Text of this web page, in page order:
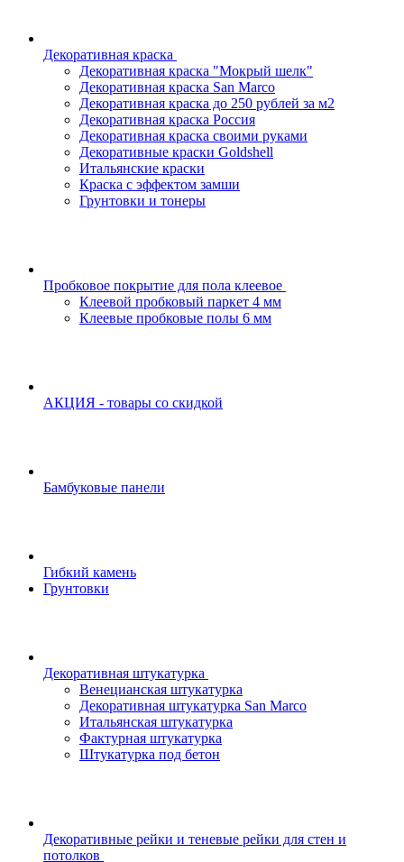
Декоративная краска
Декоративная краска "Мокрый шелк"
Декоративная краска San Marco
Декоративная краска до 250 рублей за м2
Декоративная краска Россия
Декоративная краска своими руками
Декоративные краски Goldshell
Итальянские краски
Краска с эффектом замши
Грунтовки и тонеры
Пробковое покрытие для пола клеевое
Клеевой пробковый паркет 4 мм
Клеевые пробковые полы 6 мм
АКЦИЯ - товары со скидкой
Бамбуковые панели
Гибкий камень
Грунтовки
Декоративная штукатурка
Венецианская штукатурка
Декоративная штукатурка San Marco
Итальянская штукатурка
Фактурная штукатурка
Штукатурка под бетон
Декоративные рейки и теневые рейки для стен и
потолков